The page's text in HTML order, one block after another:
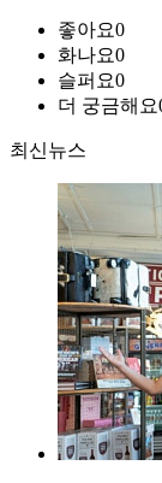
좋아요0
화나요0
슬퍼요0
더 궁금해요
최신뉴스